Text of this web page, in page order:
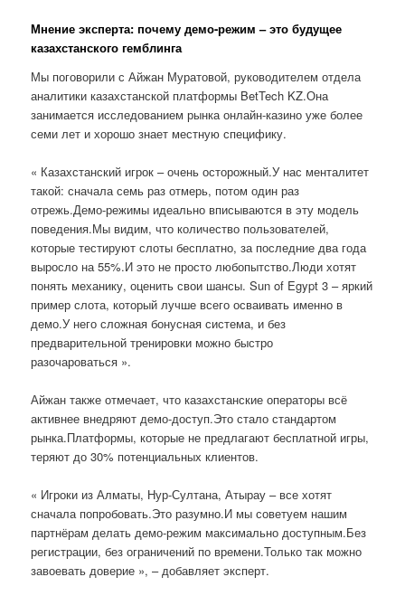
Мнение эксперта: почему демо-режим – это будущее
казахстанского гемблинга
Мы поговорили с Айжан Муратовой, руководителем отдела
аналитики казахстанской платформы BetTech KZ.Она
занимается исследованием рынка онлайн-казино уже более
семи лет и хорошо знает местную специфику.
« Казахстанский игрок – очень осторожный.У нас менталитет
такой: сначала семь раз отмерь, потом один раз
отрежь.Демо-режимы идеально вписываются в эту модель
поведения.Мы видим, что количество пользователей,
которые тестируют слоты бесплатно, за последние два года
выросло на 55%.И это не просто любопытство.Люди хотят
понять механику, оценить свои шансы. Sun of Egypt 3 – яркий
пример слота, который лучше всего осваивать именно в
демо.У него сложная бонусная система, и без
предварительной тренировки можно быстро
разочароваться ».
Айжан также отмечает, что казахстанские операторы всё
активнее внедряют демо-доступ.Это стало стандартом
рынка.Платформы, которые не предлагают бесплатной игры,
теряют до 30% потенциальных клиентов.
« Игроки из Алматы, Нур-Султана, Атырау – все хотят
сначала попробовать.Это разумно.И мы советуем нашим
партнёрам делать демо-режим максимально доступным.Без
регистрации, без ограничений по времени.Только так можно
завоевать доверие », – добавляет эксперт.